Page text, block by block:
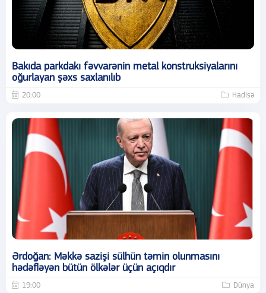
Bakıda parkdakı fəvvarənin metal konstruksiyalarını
oğurlayan şəxs saxlanılıb
20:00 Hadisə
Ərdoğan: Məkkə sazişi sülhün təmin olunmasını
hədəfləyən bütün ölkələr üçün açıqdır
19:00 Dünya